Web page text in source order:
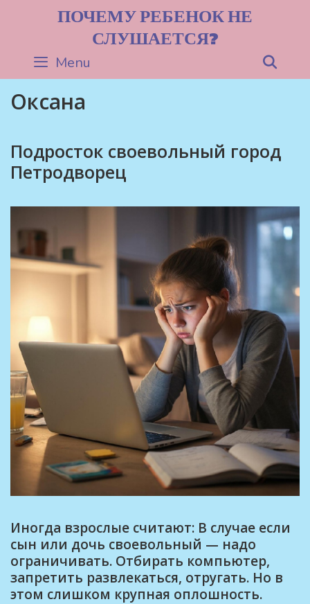
ПОЧЕМУ РЕБЕНОК НЕ
СЛУШАЕТСЯ?
Menu
Оксана
Подросток своевольный город
Петродворец
Иногда взрослые считают: В случае если
сын или дочь своевольный — надо
ограничивать. Отбирать компьютер,
запретить развлекаться, отругать. Но в
этом слишком крупная оплошность.